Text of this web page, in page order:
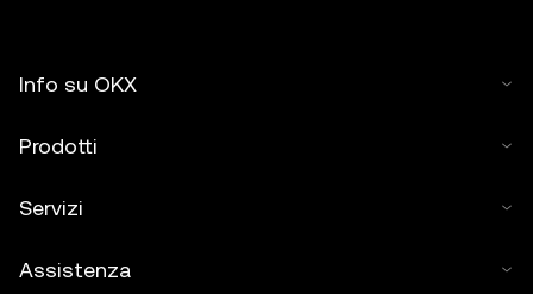
Info su OKX
Prodotti
Servizi
Assistenza